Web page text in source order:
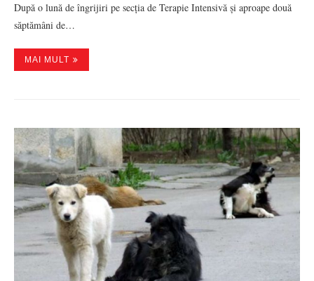
După o lună de îngrijiri pe secția de Terapie Intensivă și aproape două
săptămâni de…
MAI MULT